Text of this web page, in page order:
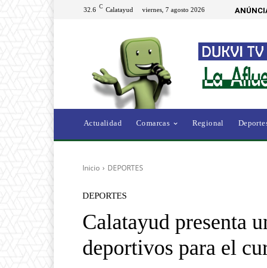
32.6 C Calatayud viernes, 7 agosto 2026
Actualidad Comarcas Regional
Inicio DEPORTES
DEPORTES
Calatayud presenta
deportivos para el